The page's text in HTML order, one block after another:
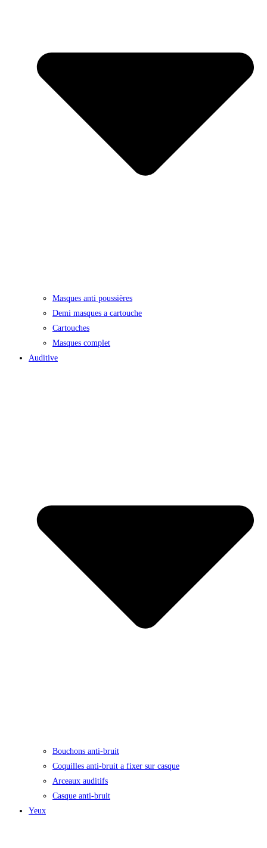
Masques anti poussières
Demi masques a cartouche
Cartouches
Masques complet
Auditive
Bouchons anti-bruit
Coquilles anti-bruit a fixer sur casque
Arceaux auditifs
Casque anti-bruit
Yeux